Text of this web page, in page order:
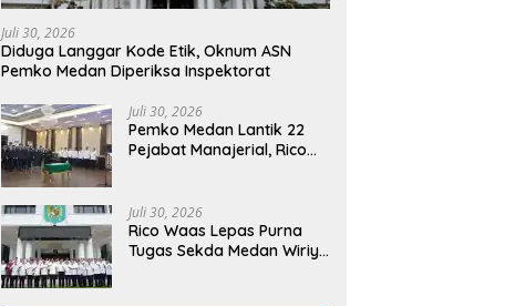
Juli 30, 2026
Diduga Langgar Kode Etik, Oknum ASN
Pemko Medan Diperiksa Inspektorat
Juli 30, 2026
Pemko Medan Lantik 22
Pejabat Manajerial, Rico
Transparan
Juli 30, 2026
Rico Waas Lepas Purna
Tugas Sekda Medan Wiriya